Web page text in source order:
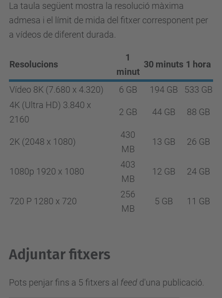
La taula següent mostra la resolució màxima
admesa i el límit de mida del fitxer corresponent per
a vídeos de diferent durada.
Resolucions
1
minut
30 minuts 1 hora
Vídeo 8K (7.680 x 4.320) 6 GB 194 GB
533 GB
4K (Ultra HD) 3.840 x
2160
2 GB 44 GB 88 GB
2K (2048 x 1080)
430
MB
13 GB 26 GB
1080p 1920 x 1080
403
MB
12 GB 24 GB
720 P 1280 x 720
256
MB
5 GB 11 GB
Adjuntar fitxers
Pots penjar fins a 5 fitxers al feed d'una publicació.